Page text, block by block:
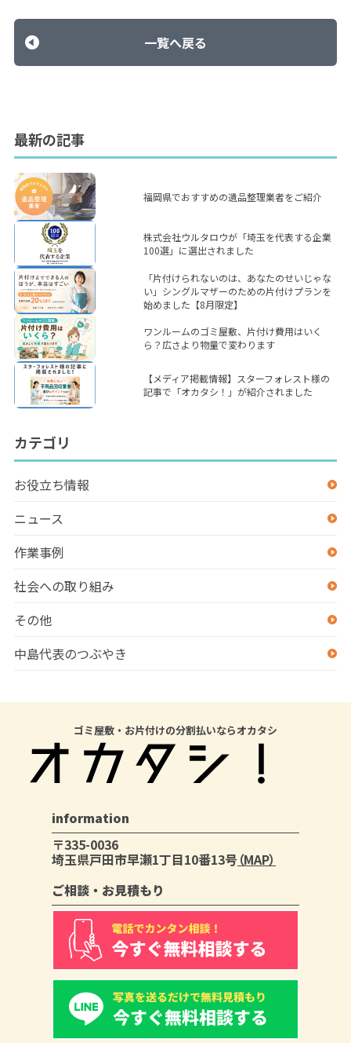
一覧へ戻る
最新の記事
福岡県でおすすめの遺品整理業者をご紹介
株式会社ウルタロウが「埼玉を代表する企業
100選」に選出されました
「片付けられないのは、あなたのせいじゃな
い」シングルマザーのための片付けプランを
始めました【8月限定】
ワンルームのゴミ屋敷、片付け費用はいく
ら？広さより物量で変わります
【メディア掲載情報】スターフォレスト様の
記事で「オカタシ！」が紹介されました
カテゴリ
お役立ち情報
ニュース
作業事例
社会への取り組み
その他
中島代表のつぶやき
ゴミ屋敷・お片付けの分割払いならオカタシ
information
〒335-0036
埼玉県戸田市早瀬1丁目10番13号（MAP）
ご相談・お見積もり